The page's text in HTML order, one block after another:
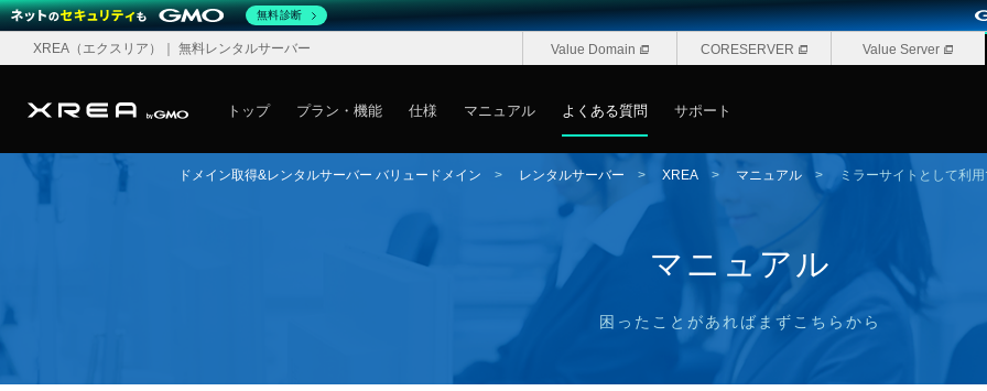
XREA （エクスリア） ｜ 無料レンタルサーバー Value Domain CORESERVER Value Server
トップ プラン・機能 仕様 マニュアル よくある質問 サポート
ドメイン取得&レンタルサーバー バリュードメイン > レンタルサーバー > XREA > マニュアル > ミラーサイトとして利
マニュアル
困ったことがあればまずこちらから
無料診断